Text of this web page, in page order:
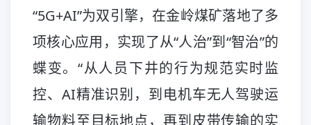
“5G+AI”为双引擎，在金岭煤矿落地了多
项核心应用，实现了从“人治”到“智治”的
蝶变。“从人员下井的行为规范实时监
控、AI精准识别，到电机车无人驾驶运
输物料至目标地点，再到皮带传输的实